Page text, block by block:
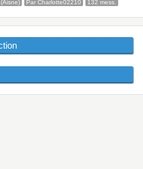
Par Charlotte02210 132 mess.